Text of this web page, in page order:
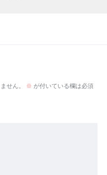
せん。 ※ が付いている欄は必須